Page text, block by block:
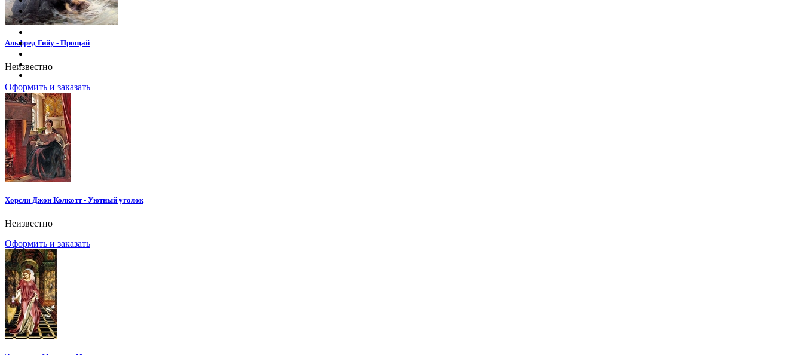
Альфред Гийу - Прощай
Неизвестно
Оформить и заказать
Хорсли Джон Колкотт - Уютный уголок
Неизвестно
Оформить и заказать